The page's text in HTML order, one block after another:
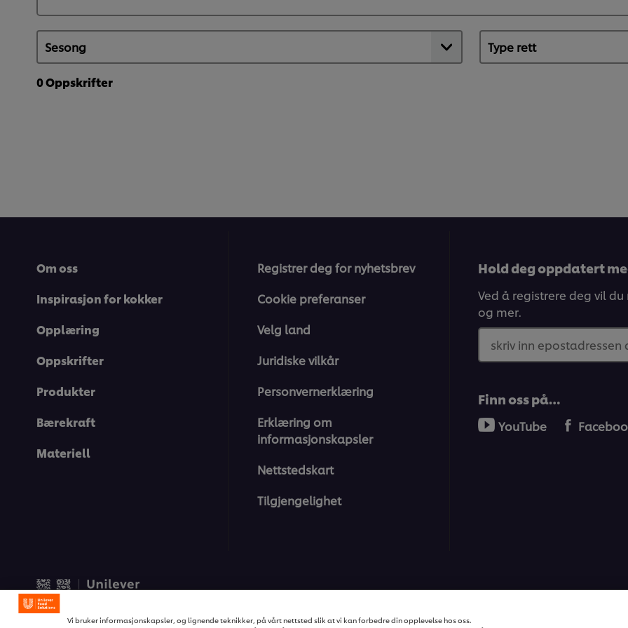
0Oppskrifter
Om oss
Inspirasjon for kokker
Opplæring
Oppskrifter
Produkter
Bærekraft
Materiell
Registrer deg for nyhetsbrev
Cookie preferanser
Velg land
Juridiske vilkår
Personvernerklæring
Erklæring om
informasjonskapsler
Nettstedskart
Tilgjengelighet
Hold deg oppdatert
Ved å registrere deg vil
og mer.
skriv inn epostadressen
Finn oss på…
YouTube
Vi bruker informasjonskapsler, og lignende teknikker, på vårt nettsted slik at vi kan forbedre din opplevelse hos oss.